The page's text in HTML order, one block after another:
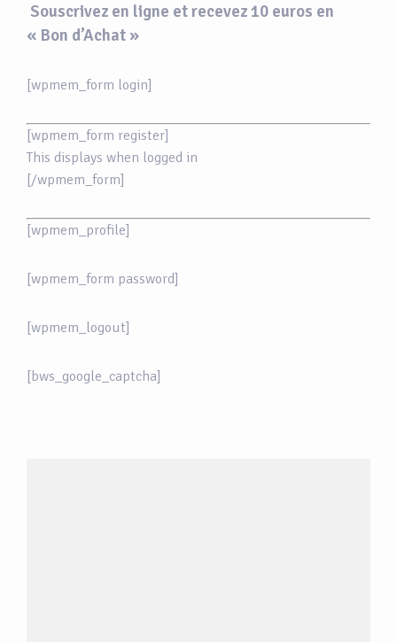
Souscrivez en ligne et recevez 10 euros en
« Bon d’Achat »
[wpmem_form login]
[wpmem_form register]
This displays when logged in
[/wpmem_form]
[wpmem_profile]
[wpmem_form password]
[wpmem_logout]
[bws_google_captcha]